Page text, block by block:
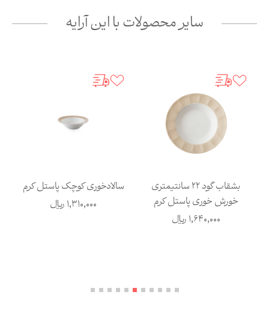
سایر محصولات با این آرایه
بشقاب گود 22 سانتیمتری
خورش خوری پاستل کرم
1,640,000ریال
سالادخوری کوچک پاستل کرم
1,310,000ریال